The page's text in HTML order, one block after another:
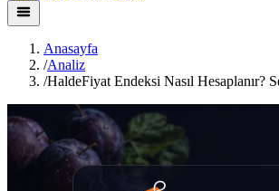
Anasayfa
/Analiz
/HaldeFiyat Endeksi Nasıl Hesaplanır?